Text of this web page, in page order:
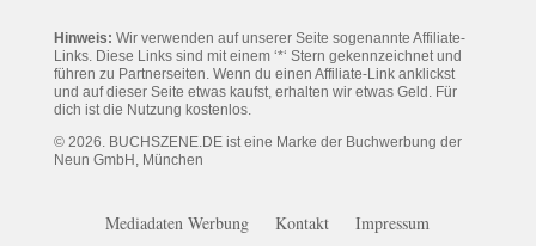
Hinweis: Wir verwenden auf unserer Seite sogenannte Affiliate-
Links. Diese Links sind mit einem ‘*‘ Stern gekennzeichnet und
führen zu Partnerseiten. Wenn du einen Affiliate-Link anklickst
und auf dieser Seite etwas kaufst, erhalten wir etwas Geld. Für
dich ist die Nutzung kostenlos.
© 2026. BUCHSZENE.DE ist eine Marke der Buchwerbung der
Neun GmbH, München
Mediadaten Werbung Kontakt
Impressum